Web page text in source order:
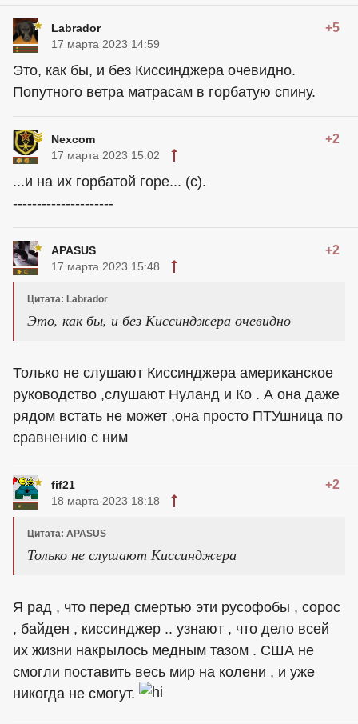
Labrador +5
17 марта 2023 14:59
Это, как бы, и без Киссинджера очевидно.
Попутного ветра матрасам в горбатую спину.
Nexcom +2
17 марта 2023 15:02
...и на их горбатой горе... (с).
---------------------
APASUS +2
17 марта 2023 15:48
Цитата: Labrador
Это, как бы, и без Киссинджера очевидно
Только не слушают Киссинджера американское
руководство ,слушают Нуланд и Ко . А она даже
рядом встать не может ,она просто ПТУшница по
сравнению с ним
fif21 +2
18 марта 2023 18:18
Цитата: APASUS
Только не слушают Киссинджера
Я рад , что перед смертью эти русофобы , сорос
, байден , киссинджер .. узнают , что дело всей
их жизни накрылось медным тазом . США не
смогли поставить весь мир на колени , и уже
никогда не смогут.